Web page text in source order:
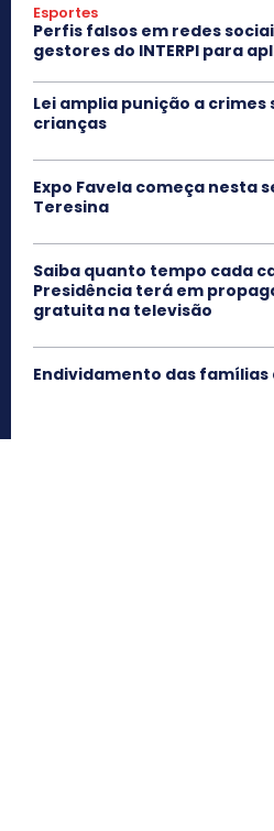
Esportes
Perfis falsos em redes
gestores do INTERPI para
Lei amplia punição a
crianças
Expo Favela começa nesta
Teresina
Saiba quanto tempo cada
Presidência terá em
gratuita na televisão
Endividamento das famílias